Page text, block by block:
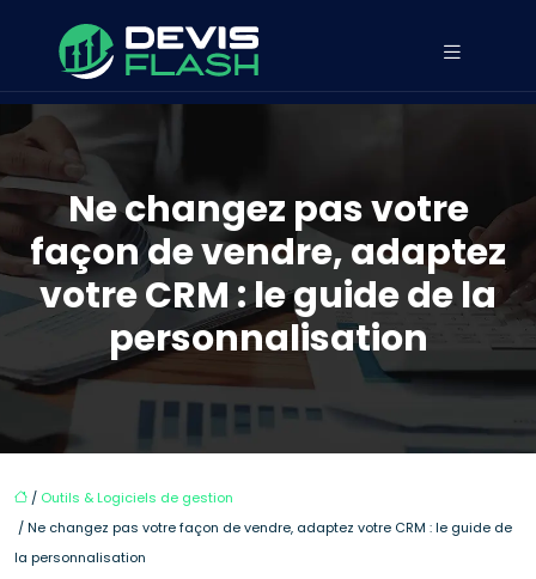
Ne changez pas votre
façon de vendre, adaptez
votre CRM : le guide de la
personnalisation
/ Outils & Logiciels de gestion
/ Ne changez pas votre façon de vendre, adaptez votre CRM : le guide de
la personnalisation